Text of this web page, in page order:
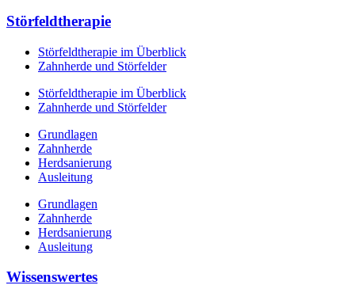
Störfeldtherapie
Störfeldtherapie im Überblick
Zahnherde und Störfelder
Störfeldtherapie im Überblick
Zahnherde und Störfelder
Grundlagen
Zahnherde
Herdsanierung
Ausleitung
Grundlagen
Zahnherde
Herdsanierung
Ausleitung
Wissenswertes